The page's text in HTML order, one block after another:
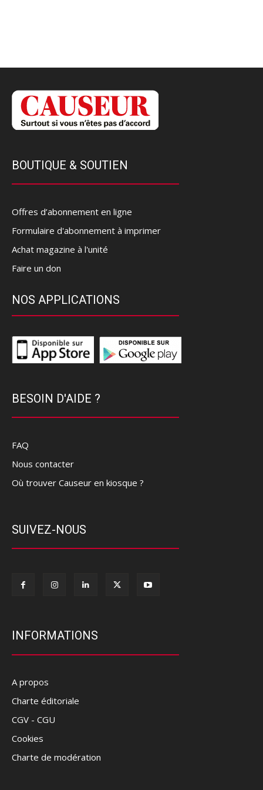
BOUTIQUE & SOUTIEN
Offres d’abonnement en ligne
Formulaire d'abonnement à imprimer
Achat magazine à l'unité
Faire un don
NOS APPLICATIONS
BESOIN D'AIDE ?
FAQ
Nous contacter
Où trouver Causeur en kiosque ?
SUIVEZ-NOUS
INFORMATIONS
A propos
Charte éditoriale
CGV - CGU
Cookies
Charte de modération